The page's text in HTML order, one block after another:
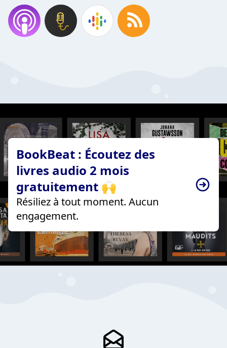
BookBeat : Écoutez des
livres audio 2 mois
gratuitement 🙌
Résiliez à tout moment. Aucun
engagement.